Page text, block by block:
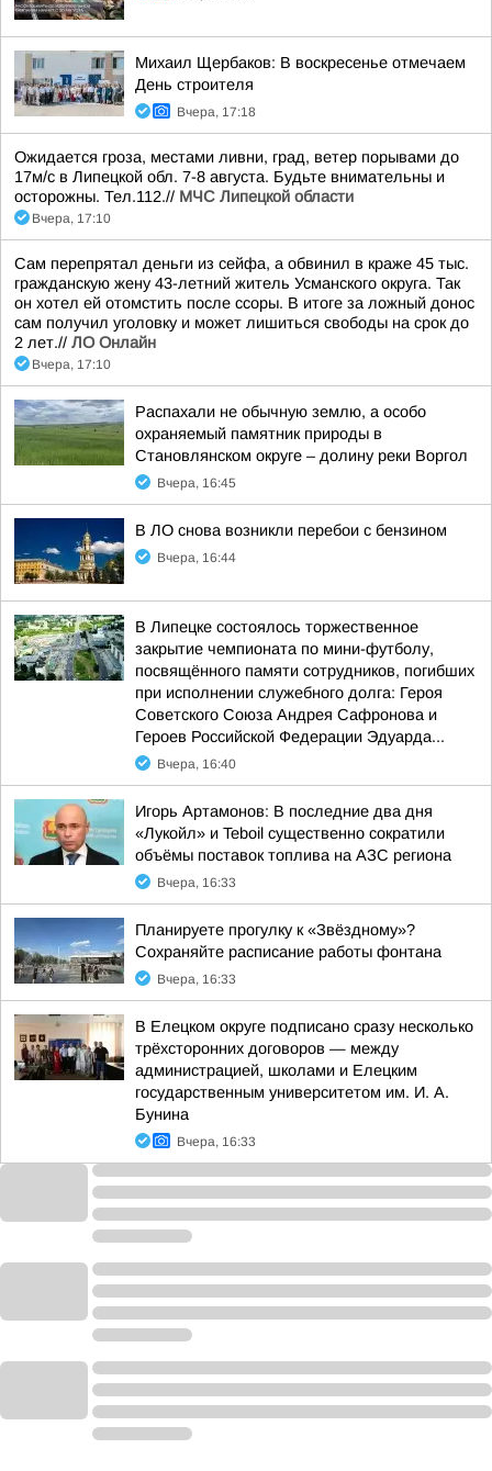
Михаил Щербаков: В воскресенье отмечаем
День строителя
Вчера, 17:18
Ожидается гроза, местами ливни, град, ветер порывами до
17м/с в Липецкой обл. 7-8 августа. Будьте внимательны и
осторожны. Тел.112.// МЧС Липецкой области
Вчера, 17:10
Сам перепрятал деньги из сейфа, а обвинил в краже 45 тыс.
гражданскую жену 43-летний житель Усманского округа. Так
он хотел ей отомстить после ссоры. В итоге за ложный донос
сам получил уголовку и может лишиться свободы на срок до
2 лет.// ЛО Онлайн
Вчера, 17:10
Распахали не обычную землю, а особо
охраняемый памятник природы в
Становлянском округе – долину реки Воргол
Вчера, 16:45
В ЛО снова возникли перебои с бензином
Вчера, 16:44
В Липецке состоялось торжественное
закрытие чемпионата по мини-футболу,
посвящённого памяти сотрудников, погибших
при исполнении служебного долга: Героя
Советского Союза Андрея Сафронова и
Героев Российской Федерации Эдуарда...
Вчера, 16:40
Игорь Артамонов: В последние два дня
«Лукойл» и Teboil существенно сократили
объёмы поставок топлива на АЗС региона
Вчера, 16:33
Планируете прогулку к «Звёздному»?
Сохраняйте расписание работы фонтана
Вчера, 16:33
В Елецком округе подписано сразу несколько
трёхсторонних договоров — между
администрацией, школами и Елецким
государственным университетом им. И. А.
Бунина
Вчера, 16:33